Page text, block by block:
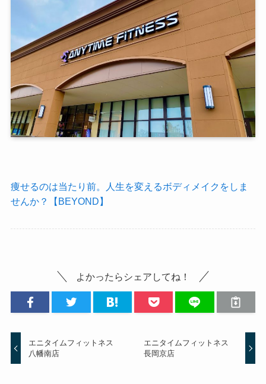
痩せるのは当たり前。人生を変えるボディメイクをしま
せんか？【BEYOND】
よかったらシェアしてね！
エニタイムフィットネス
八幡南店
エニタイムフィットネス
長岡京店